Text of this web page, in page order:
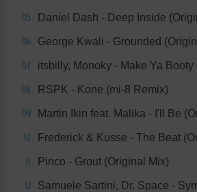
05 Daniel Dash - Deep Inside
06 George Kwali - Grounded
07 itsbilly, Monoky - Make Ya
08 RSPK - Kone (mi-8 Remix)
09 Martin Ikin feat. Malika - I'll Be
10 Frederick & Kusse - The Beat
11 Pinco - Grout (Original Mix)
12 Samuele Sartini, Dr. Space -